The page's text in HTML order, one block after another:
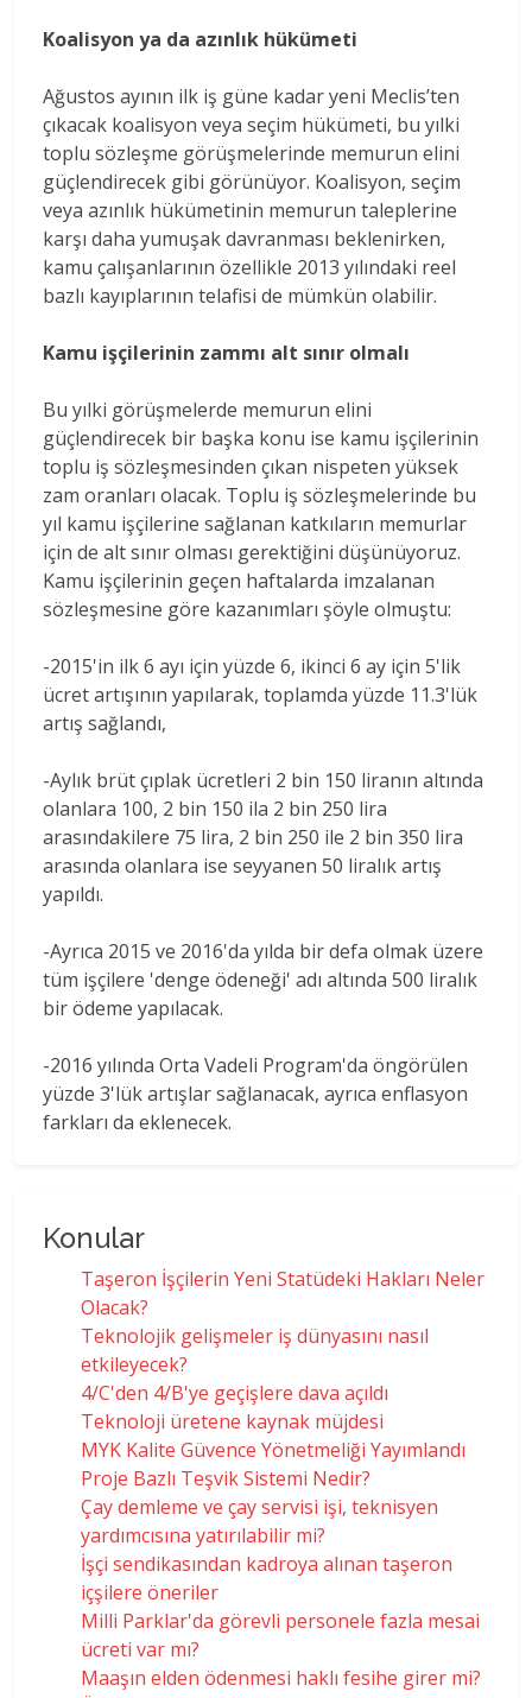
Koalisyon ya da azınlık hükümeti
Ağustos ayının ilk iş güne kadar yeni Meclis’ten
çıkacak koalisyon veya seçim hükümeti, bu yılki
toplu sözleşme görüşmelerinde memurun elini
güçlendirecek gibi görünüyor. Koalisyon, seçim
veya azınlık hükümetinin memurun taleplerine
karşı daha yumuşak davranması beklenirken,
kamu çalışanlarının özellikle 2013 yılındaki reel
bazlı kayıplarının telafisi de mümkün olabilir.
Kamu işçilerinin zammı alt sınır olmalı
Bu yılki görüşmelerde memurun elini
güçlendirecek bir başka konu ise kamu işçilerinin
toplu iş sözleşmesinden çıkan nispeten yüksek
zam oranları olacak. Toplu iş sözleşmelerinde bu
yıl kamu işçilerine sağlanan katkıların memurlar
için de alt sınır olması gerektiğini düşünüyoruz.
Kamu işçilerinin geçen haftalarda imzalanan
sözleşmesine göre kazanımları şöyle olmuştu:
-2015'in ilk 6 ayı için yüzde 6, ikinci 6 ay için 5'lik
ücret artışının yapılarak, toplamda yüzde 11.3'lük
artış sağlandı,
-Aylık brüt çıplak ücretleri 2 bin 150 liranın altında
olanlara 100, 2 bin 150 ila 2 bin 250 lira
arasındakilere 75 lira, 2 bin 250 ile 2 bin 350 lira
arasında olanlara ise seyyanen 50 liralık artış
yapıldı.
-Ayrıca 2015 ve 2016'da yılda bir defa olmak üzere
tüm işçilere 'denge ödeneği' adı altında 500 liralık
bir ödeme yapılacak.
-2016 yılında Orta Vadeli Program'da öngörülen
yüzde 3'lük artışlar sağlanacak, ayrıca enflasyon
farkları da eklenecek.
Konular
Taşeron İşçilerin Yeni Statüdeki Hakları Neler
Olacak?
Teknolojik gelişmeler iş dünyasını nasıl
etkileyecek?
4/C'den 4/B'ye geçişlere dava açıldı
Teknoloji üretene kaynak müjdesi
MYK Kalite Güvence Yönetmeliği Yayımlandı
Proje Bazlı Teşvik Sistemi Nedir?
Çay demleme ve çay servisi işi, teknisyen
yardımcısına yatırılabilir mi?
İşçi sendikasından kadroya alınan taşeron
içşilere öneriler
Milli Parklar'da görevli personele fazla mesai
ücreti var mı?
Maaşın elden ödenmesi haklı fesihe girer mi?